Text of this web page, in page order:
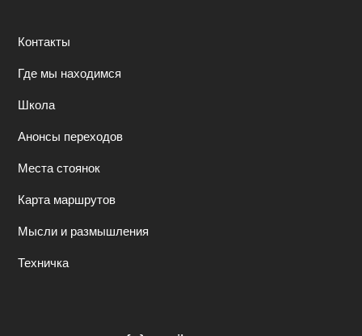
Контакты
Где мы находимся
Школа
Анонсы переходов
Места стоянок
Карта маршрутов
Мысли и размышления
Техничка